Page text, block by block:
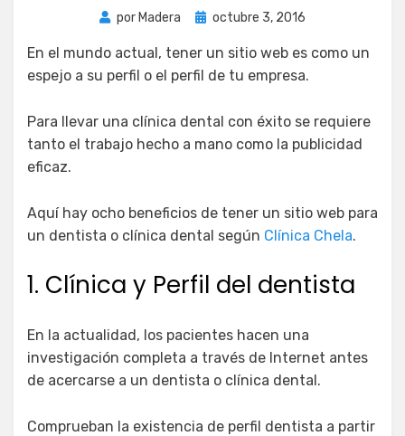
por Madera
Publicada
octubre 3, 2016
En el mundo actual, tener un sitio web es como un
espejo a su perfil o el perfil de tu empresa.
Para llevar una clínica dental con éxito se requiere
tanto el trabajo hecho a mano como la publicidad
eficaz.
Aquí hay ocho beneficios de tener un sitio web para
un dentista o clínica dental según Clínica Chela.
1. Clínica y Perfil del dentista
En la actualidad, los pacientes hacen una
investigación completa a través de Internet antes
de acercarse a un dentista o clínica dental.
Comprueban la existencia de perfil dentista a partir